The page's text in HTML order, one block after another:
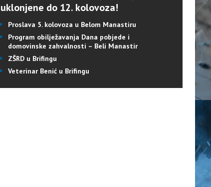
uklonjene do 12. kolovoza!
Proslava 5. kolovoza u Belom Manastiru
Program obilježavanja Dana pobjede i
domovinske zahvalnosti – Beli Manastir
ZŠRD u Brifingu
Veterinar Benić u Brifingu